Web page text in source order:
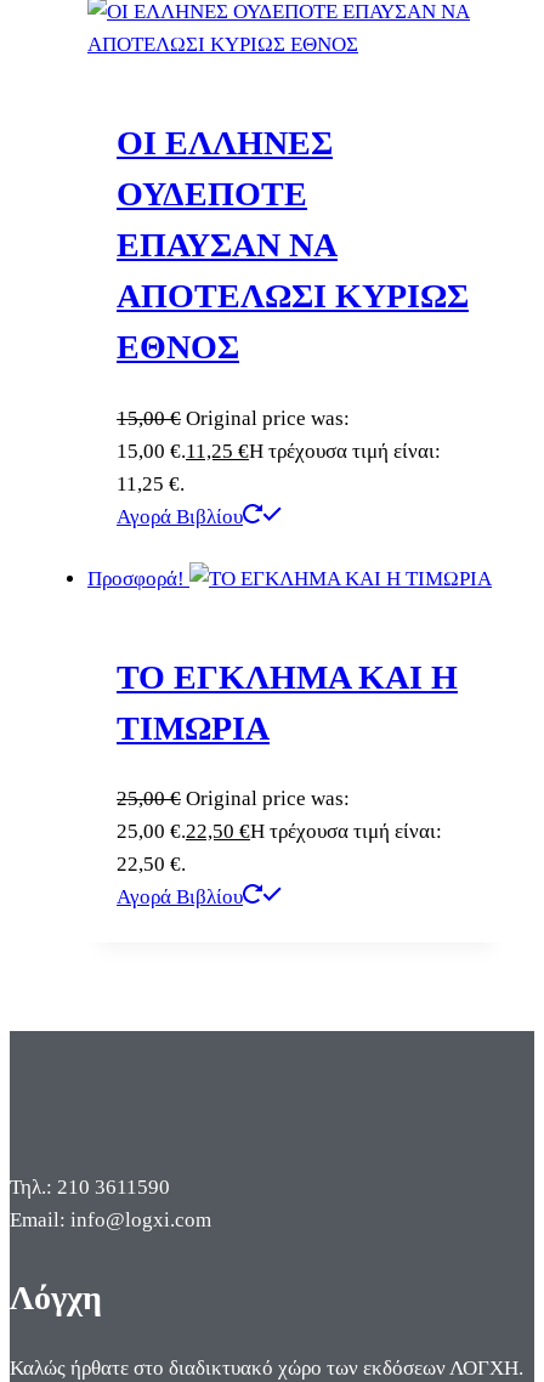
ΟΙ ΕΛΛΗΝΕΣ
ΟΥΔΕΠΟΤΕ
ΕΠΑΥΣΑΝ ΝΑ
ΑΠΟΤΕΛΩΣΙ ΚΥΡΙΩΣ
ΕΘΝΟΣ
15,00€ Original price was:
15,00 €.11,25 €Η τρέχουσα τιμή είναι:
11,25 €.
Αγορά Βιβλίου
Προσφορά!
ΤΟ ΕΓΚΛΗΜΑ ΚΑΙ Η
ΤΙΜΩΡΙΑ
25,00€ Original price was:
25,00 €.22,50 €Η τρέχουσα τιμή είναι:
22,50 €.
Αγορά Βιβλίου
Τηλ.: 210 3611590
Email: info@logxi.com
Λόγχη
Καλώς ήρθατε στο διαδικτυακό χώρο των εκδόσεων ΛΟΓΧΗ.